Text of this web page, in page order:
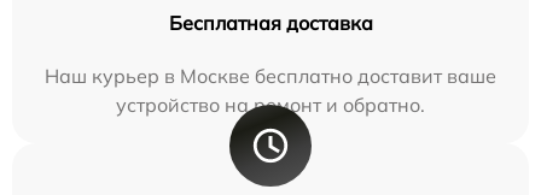
Бесплатная доставка
Наш курьер в Москве бесплатно доставит ваше
устройство на ремонт и обратно.